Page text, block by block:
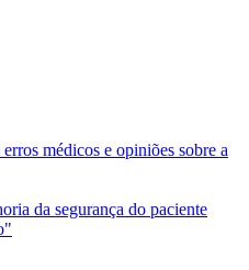
médicos e opiniões sobre a
da segurança do paciente